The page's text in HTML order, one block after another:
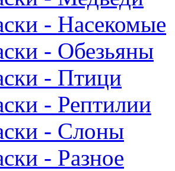
- Насекомые
- Обезьяны
- Птици
- Рептилии
- Слоны
- Разное